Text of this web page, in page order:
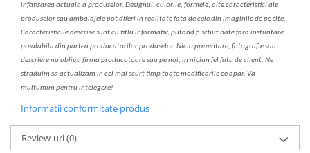
infatisarea actuala a produselor. Designul, culorile, formele, alte caracteristici ale
produselor sau ambalajele pot diferi in realitate fata de cele din imaginile de pe site.
Caracteristicile descrise sunt cu titlu informativ, putand fi schimbate fara instiintare
prealabila din partea producatorilor produselor. Nicio prezentare, fotografie sau
descriere nu obliga firma producatoare sau pe noi, in niciun fel fata de client. Ne
straduim sa actualizam in cel mai scurt timp toate modificarile ce apar. Va
multumim pentru intelegere!
Informatii conformitate produs
Review-uri(0)